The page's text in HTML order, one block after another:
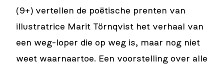
(9+) vertellen de poëtische prenten van
illustratrice Marit Törnqvist het verhaal van
een weg-loper die op weg is, maar nog niet
weet waarnaartoe. Een voorstelling over alle